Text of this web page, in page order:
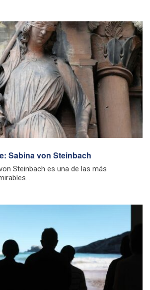
Sabina von Steinbach
Steinbach es una de las más